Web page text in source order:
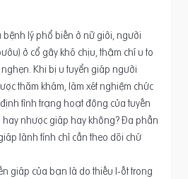
lý phổ biến ở nữ giới, người
ở cổ gây khó chịu, thậm chí u to
Khi bị u tuyển giáp người
thăm khám, làm xét nghiệm chức
tình trạng hoạt động của tuyến
nhược giáp hay không? Đa phần
lành tính chỉ cần theo dõi chứ
giáp của bạn là do thiếu I-ốt trong